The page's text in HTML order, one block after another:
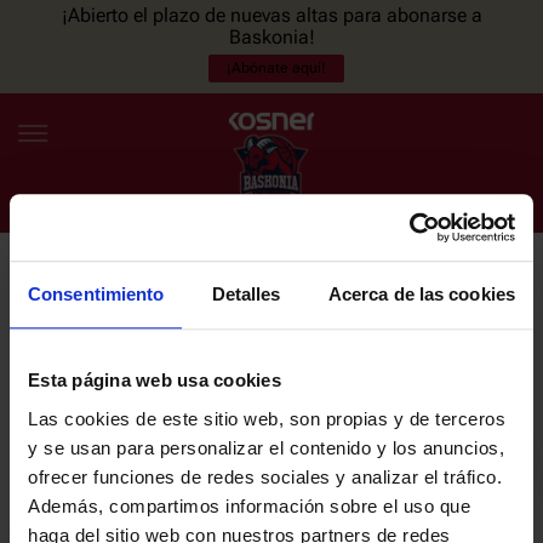
Consentimiento Detalles Acerca de las cookies
Esta página web usa cookies
Las cookies de este sitio web, son propias y de terceros
y se usan para personalizar el contenido y los anuncios,
ofrecer funciones de redes sociales y analizar el tráfico.
Además, compartimos información sobre el uso que
haga del sitio web con nuestros partners de redes
¡Abierto el plazo de nuevas altas para abonarse a
Baskonia!
¡Abónate aquí!
ES EU
NOTICIAS
PLANTILLA
ENTRADAS
NEWSLETTER
últimas noticias y promociones del club.
Email
He leído y acepto laPolítica de privacidaddel SASKI BASKONIA